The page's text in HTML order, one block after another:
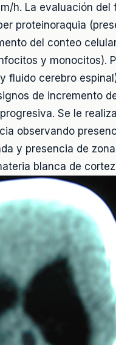
h. La evaluación del
proteinoraquia
del conteo
y monocitos).
fluido cerebro
de incremento
Se le
observando
y presencia de
blanca de